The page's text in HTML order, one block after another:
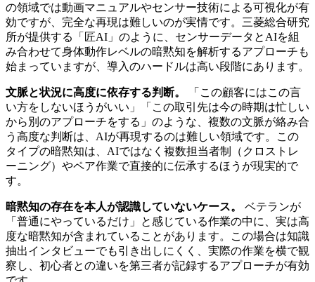
の領域では動画マニュアルやセンサー技術による可視化が有
効ですが、完全な再現は難しいのが実情です。三菱総合研究
所が提供する「匠AI」のように、センサーデータとAIを組
み合わせて身体動作レベルの暗黙知を解析するアプローチも
始まっていますが、導入のハードルは高い段階にあります。
文脈と状況に高度に依存する判断。
「この顧客にはこの言
い方をしないほうがいい」「この取引先は今の時期は忙しい
から別のアプローチをする」のような、複数の文脈が絡み合
う高度な判断は、AIが再現するのは難しい領域です。この
タイプの暗黙知は、AIではなく複数担当者制（クロストレ
ーニング）やペア作業で直接的に伝承するほうが現実的で
す。
暗黙知の存在を本人が認識していないケース。
ベテランが
「普通にやっているだけ」と感じている作業の中に、実は高
度な暗黙知が含まれていることがあります。この場合は知識
抽出インタビューでも引き出しにくく、実際の作業を横で観
察し、初心者との違いを第三者が記録するアプローチが有効